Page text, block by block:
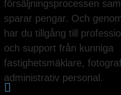
försäljningsprocessen
sparar pengar. Och
har du tillgång till
och support från kunniga
fastighetsmäklare,
administrativ personal.
